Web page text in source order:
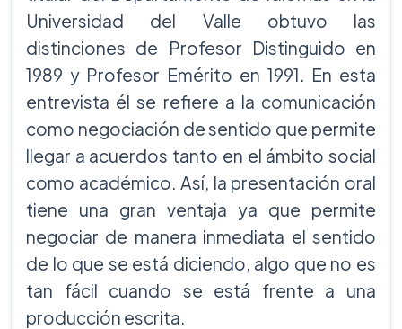
Universidad del Valle obtuvo las
distinciones de Profesor Distinguido en
1989 y Profesor Emérito en 1991. En esta
entrevista él se refiere a la comunicación
como negociación de sentido que permite
llegar a acuerdos tanto en el ámbito social
como académico. Así, la presentación oral
tiene una gran ventaja ya que permite
negociar de manera inmediata el sentido
de lo que se está diciendo, algo que no es
tan fácil cuando se está frente a una
producción escrita.